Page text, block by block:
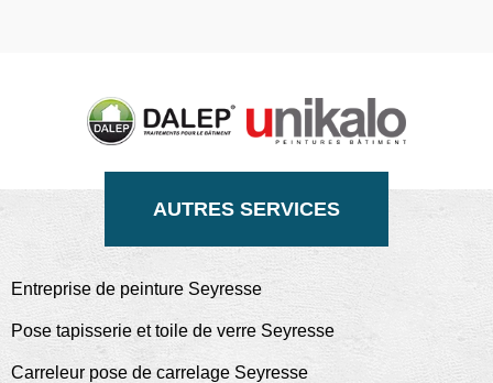
AUTRES SERVICES
Entreprise de peinture Seyresse
Pose tapisserie et toile de verre Seyresse
Carreleur pose de carrelage Seyresse